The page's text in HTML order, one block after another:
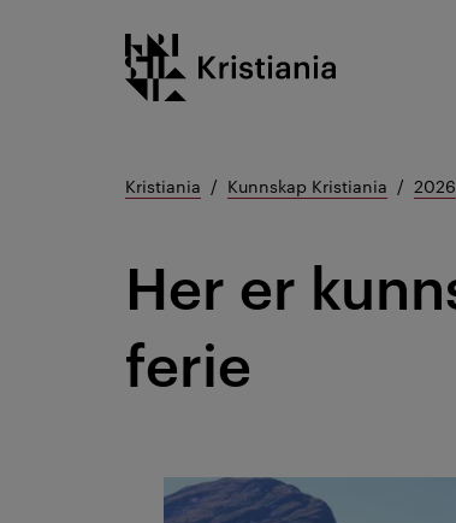
Kristiania logo
Kristiania Kunnskap Kristiania 2026
Her er
ferie